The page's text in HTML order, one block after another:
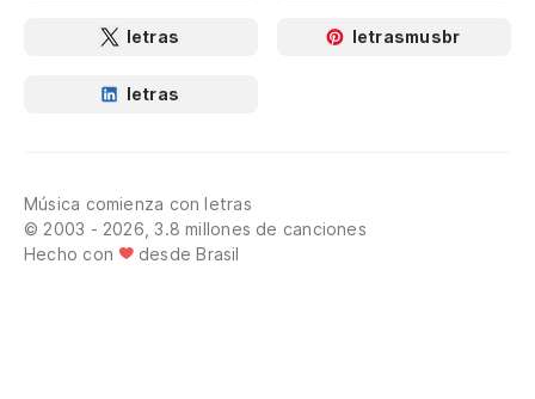
letras letrasmusbr
letras
Música comienza con letras
© 2003 - 2026, 3.8 millones de canciones
Hecho con
desde Brasil